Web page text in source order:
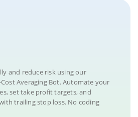
and reduce risk using our
Averaging Bot. Automate your
set take profit targets, and
trailing stop loss. No coding